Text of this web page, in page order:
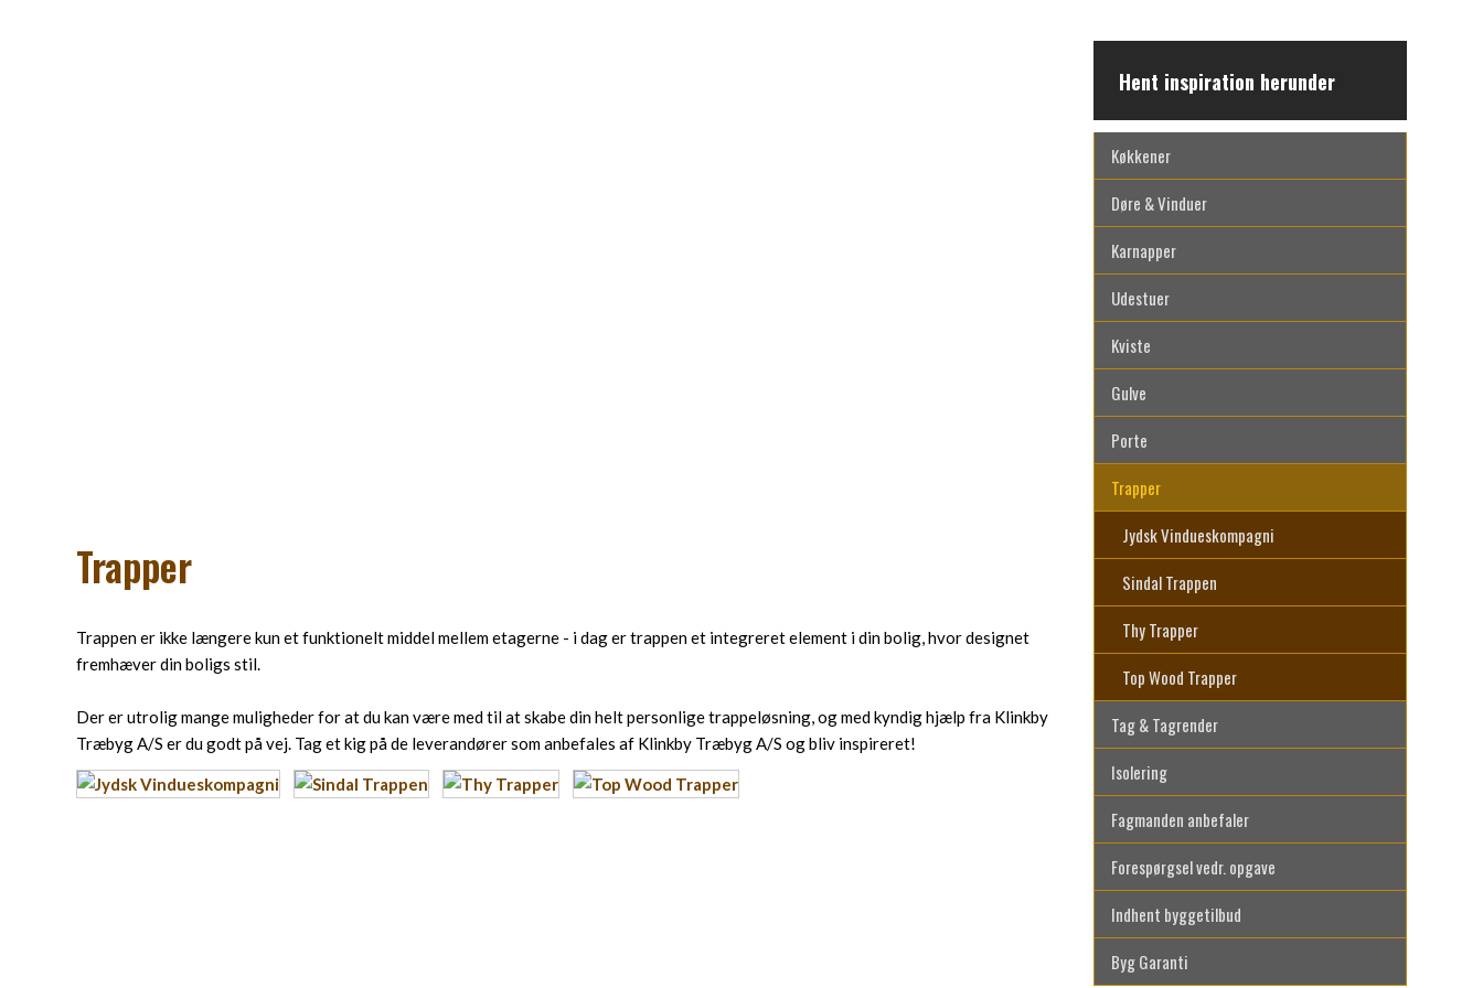
Trapper
Trappen er ikke længere kun et funktionelt middel mellem etagerne - i dag er trappen et integreret element i din bolig, hvor designet
fremhæver din boligs stil.
Der er utrolig mange muligheder for at du kan være med til at skabe din helt personlige trappeløsning, og med kyndig hjælp fra Klinkby
Træbyg A/S er du godt på vej. Tag et kig på de leverandører som anbefales af Klinkby Træbyg A/S og bliv inspireret!
Hent inspiration herunder
Køkkener
Døre & Vinduer
Karnapper
Udestuer
Kviste
Gulve
Porte
Trapper
Jydsk Vindueskompagni
Sindal Trappen
Thy Trapper
Top Wood Trapper
Tag & Tagrender
Isolering
Fagmanden anbefaler
Forespørgsel vedr. opgave
Indhent byggetilbud
Byg Garanti